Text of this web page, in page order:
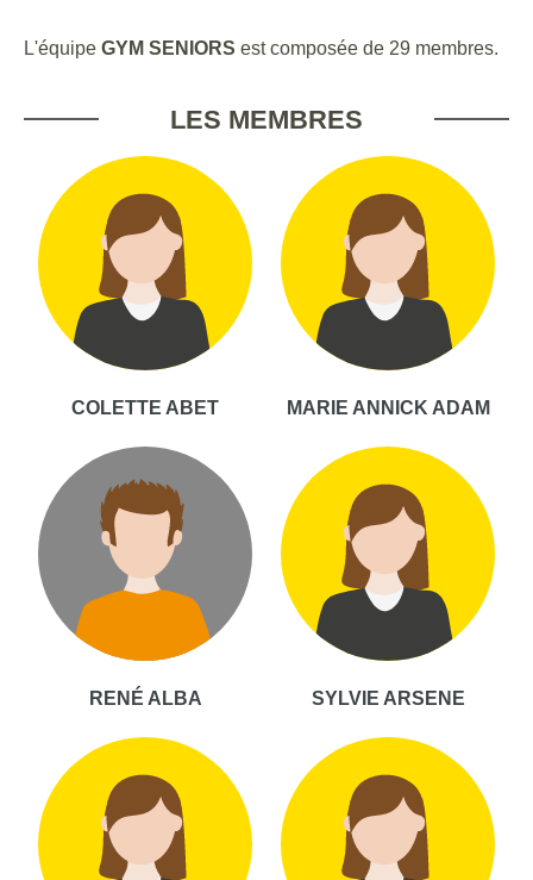
L'équipe GYM SENIORS est composée de 29 membres.
LES MEMBRES
COLETTE ABET MARIE ANNICK ADAM
RENÉ ALBA SYLVIE ARSENE